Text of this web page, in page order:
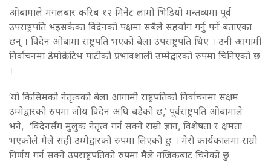
ओबामाले मगलबार करिब १२ मिनेट लामो भिडियो मन्तव्यमा पूर्व
उपराष्ट्रपति भइसकेका विदेनको पक्षमा सबैले सहयोग गर्नु पर्ने बताएका
छन् । विदेन ओबामा राष्ट्रपति भएको बेला उपराष्ट्रपति थिए । उनी आगामी
निर्वाचनमा डेमोक्रेटिभ पाटीको प्रभावशाली उम्मेद्वारको रुपमा चिनिएको छ
।
‘यो किसिमको नेतृत्वको बेला आगामी राष्ट्रपतिको निर्वाचनमा सक्षम
उम्मेद्वारको रुपमा जोय विदेन अघि बडेको छ,’ पूर्वराष्ट्रपति ओबामाले
भने, ‘विदेनसँग मुलुक नेतृत्व गर्न सक्ने राम्रो ज्ञान, विशेषता र क्षमता
भएकोले मैले सही उम्मेद्वारको रुपमा लिएको छु । मेरो कार्यकालमा राम्रो
निर्णय गर्न सक्ने उपराष्ट्रपतिको रुपमा मैले नजिकबाट चिनेको छु